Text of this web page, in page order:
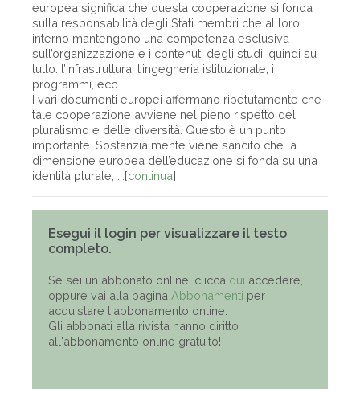
europea significa che questa cooperazione si fonda
sulla responsabilità degli Stati membri che al loro
interno mantengono una competenza esclusiva
sull’organizzazione e i contenuti degli studi, quindi su
tutto: l’infrastruttura, l’ingegneria istituzionale, i
programmi, ecc.
I vari documenti europei affermano ripetutamente che
tale cooperazione avviene nel pieno rispetto del
pluralismo e delle diversità. Questo è un punto
importante. Sostanzialmente viene sancito che la
dimensione europea dell’educazione si fonda su una
identità plurale, ...[continua]
Esegui il login per visualizzare il testo
completo.
Se sei un abbonato online, clicca qui accedere,
oppure vai alla pagina Abbonamenti per
acquistare l'abbonamento online.
Gli abbonati alla rivista hanno diritto
all'abbonamento online gratuito!